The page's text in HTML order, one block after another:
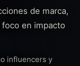
de marca,
en impacto
influencers y